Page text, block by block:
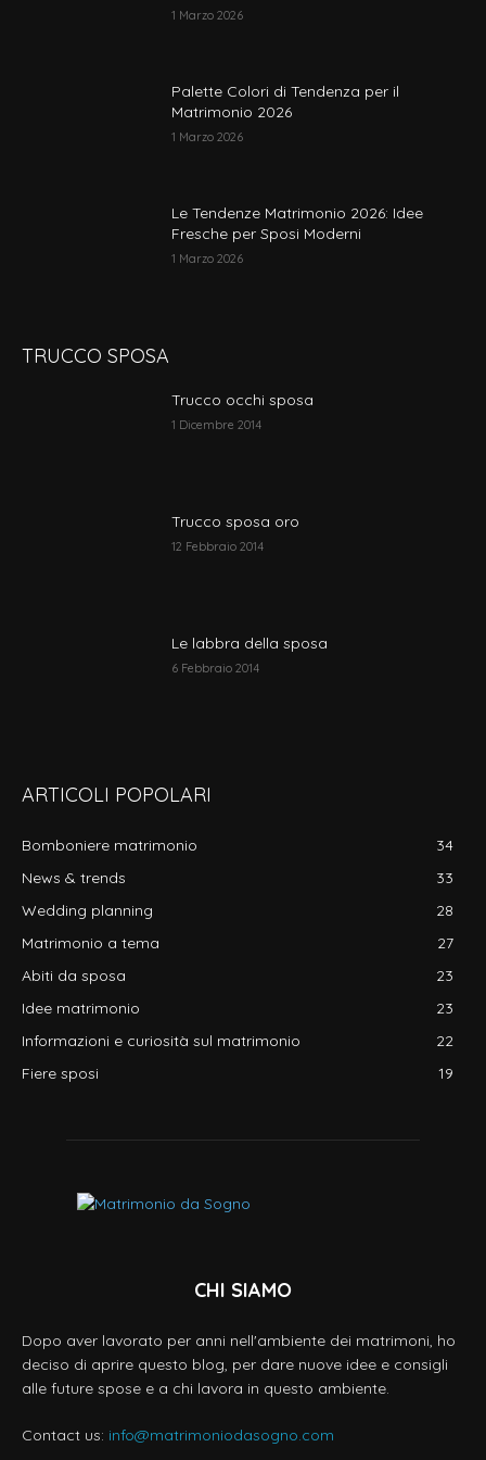
1 Marzo 2026
Palette Colori di Tendenza per il
Matrimonio 2026
1 Marzo 2026
Le Tendenze Matrimonio 2026: Idee
Fresche per Sposi Moderni
1 Marzo 2026
TRUCCO SPOSA
Trucco occhi sposa
1 Dicembre 2014
Trucco sposa oro
12 Febbraio 2014
Le labbra della sposa
6 Febbraio 2014
ARTICOLI POPOLARI
Bomboniere matrimonio
34
News & trends
33
Wedding planning
28
Matrimonio a tema
27
Abiti da sposa
23
Idee matrimonio
23
Informazioni e curiosità sul matrimonio
22
Fiere sposi
19
CHI SIAMO
Dopo aver lavorato per anni nell'ambiente dei matrimoni, ho
deciso di aprire questo blog, per dare nuove idee e consigli
alle future spose e a chi lavora in questo ambiente.
Contact us: info@matrimoniodasogno.com